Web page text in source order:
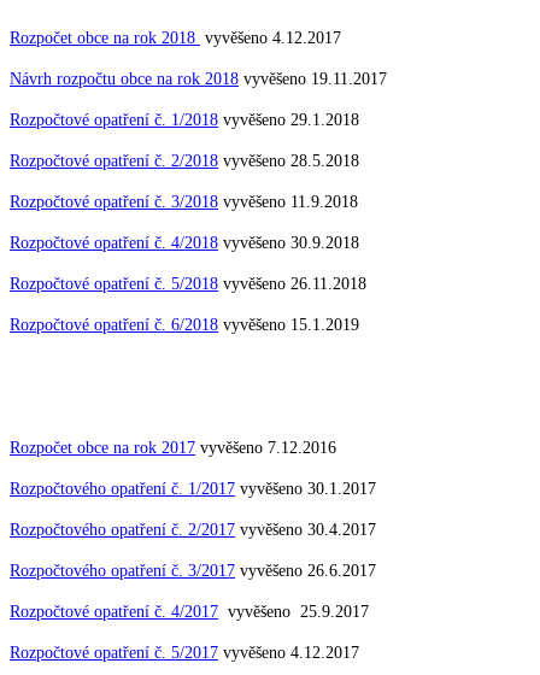
Rozpočet obce na rok 2018 vyvěšeno 4.12.2017
Návrh rozpočtu obce na rok 2018 vyvěšeno 19.11.2017
Rozpočtové opatření č. 1/2018 vyvěšeno 29.1.2018
Rozpočtové opatření č. 2/2018 vyvěšeno 28.5.2018
Rozpočtové opatření č. 3/2018 vyvěšeno 11.9.2018
Rozpočtové opatření č. 4/2018 vyvěšeno 30.9.2018
Rozpočtové opatření č. 5/2018 vyvěšeno 26.11.2018
Rozpočtové opatření č. 6/2018 vyvěšeno 15.1.2019
Rozpočet obce na rok 2017 vyvěšeno 7.12.2016
Rozpočtového opatření č. 1/2017 vyvěšeno 30.1.2017
Rozpočtového opatření č. 2/2017 vyvěšeno 30.4.2017
Rozpočtového opatření č. 3/2017 vyvěšeno 26.6.2017
Rozpočtové opatření č. 4/2017 vyvěšeno 25.9.2017
Rozpočtové opatření č. 5/2017 vyvěšeno 4.12.2017